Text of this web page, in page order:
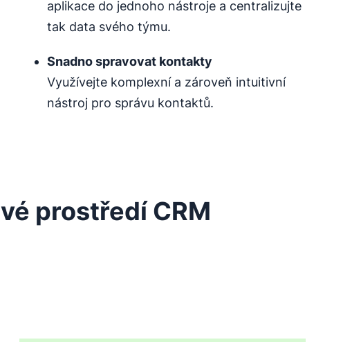
aplikace do jednoho nástroje a centralizujte
tak data svého týmu.
Snadno spravovat kontakty
Využívejte komplexní a zároveň intuitivní
nástroj pro správu kontaktů.
prostředí CRM